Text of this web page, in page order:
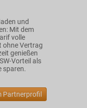
und
Mit dem
volle
ohne Vertrag
genießen
Vorteil als
sparen.
Partnerprofil